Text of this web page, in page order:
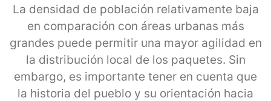
La densidad de población relativamente baja
en comparación con áreas urbanas más
grandes puede permitir una mayor agilidad en
la distribución local de los paquetes. Sin
embargo, es importante tener en cuenta que
la historia del pueblo y su orientación hacia